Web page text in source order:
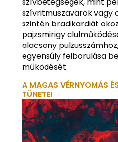
szívritmuszavarok vagy
szintén bradikardiát
pajzsmirigy
alacsony
egyensúly felborulása
működését.
A MAGAS VÉRNYOMÁS
TÜNETEI